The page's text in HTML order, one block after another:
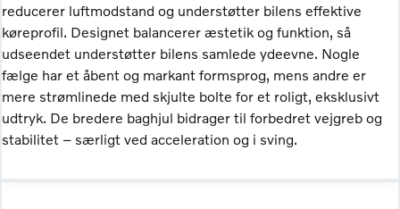
reducerer luftmodstand og understøtter bilens effektive
køreprofil. Designet balancerer æstetik og funktion, så
udseendet understøtter bilens samlede ydeevne. Nogle
fælge har et åbent og markant formsprog, mens andre er
mere strømlinede med skjulte bolte for et roligt, eksklusivt
udtryk. De bredere baghjul bidrager til forbedret vejgreb og
stabilitet – særligt ved acceleration og i sving.